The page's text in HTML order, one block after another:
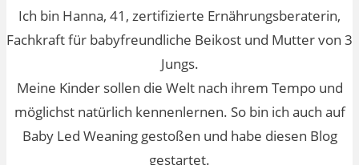
Ich bin Hanna, 41, zertifizierte Ernährungsberaterin,
Fachkraft für babyfreundliche Beikost und Mutter von 3
Jungs.
Meine Kinder sollen die Welt nach ihrem Tempo und
möglichst natürlich kennenlernen. So bin ich auch auf
Baby Led Weaning gestoßen und habe diesen Blog
gestartet.